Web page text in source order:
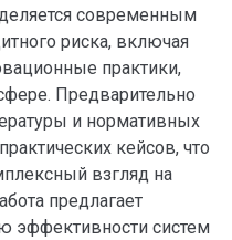
современным
риска, включая
практики,
Предварительно
и нормативных
кейсов, что
взгляд на
предлагает
систем